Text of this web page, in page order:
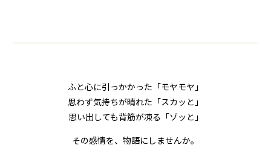
ふと心に引っかかった「モヤモヤ」
思わず気持ちが晴れた「スカッと」
思い出しても背筋が凍る「ゾッと」
その感情を、物語にしませんか。